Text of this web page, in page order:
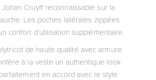
Cruyff reconnaissable sur la
Les poches latérales zippées
confort d’utilisation supplémentaire.
de haute qualité avec armure
à la veste un authentique look
en accord avec le style